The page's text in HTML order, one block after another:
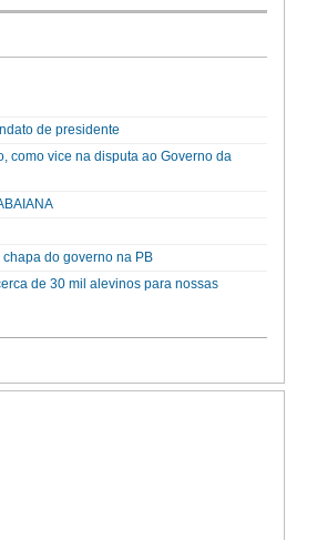
de presidente
como vice na disputa ao Governo da
do governo na PB
de 30 mil alevinos para nossas